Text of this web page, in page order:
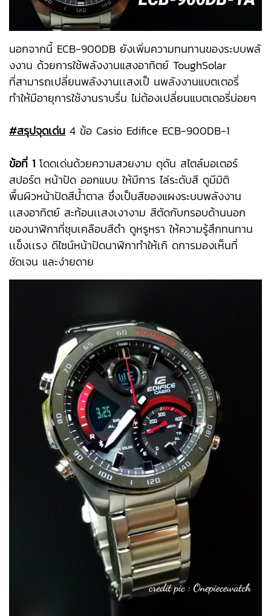
นอกจากนี้ ECB-900DB ยังเพิ่มความทนทานของระบบพลั
งงาน ด้วยการใช้พลังงานแสงอาทิตย์ ToughSolar
ที่สามารถเปลี่ยนพลังงานเเสงเป็ นพลังงานแบตเตอรี่
ทำให้มีอายุการใช้งานราบรื่น ไม่ต้องเปลี่ยนแบตเตอรี่บ่อยๆ
#สรุปจุดเด่น 4 ข้อ Casio Edifice ECB-900DB-1
ข้อที่ 1 โดดเด่นด้วยความสวยงาม ดุดัน สไตล์มอเตอร์
สปอร์ต หน้าปัด ออกแบบ ให้มีการ ไล่ระดับสี ดูมีมิติ
พื้นผิวหน้าปัดสีน้ำตาล ซึ่งเป็นสีของแผงระบบพลังงาน
เเสงอาทิตย์ สะท้อนเเสงเงางาม สีตัดกับกรอบด้านนอก
ของนาฬิกาที่ชุบเคลือบสีดำ ดูหรูหรา ให้ความรู้สึกทนทาน
เเข็งเเรง ดีไซน์หน้าปัดนาฬิกาทำให้เกิ ดการมองเห็นที่
ชัดเจน และง่ายดาย